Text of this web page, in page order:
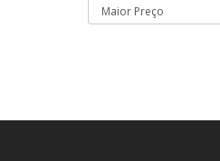
Acessórios para